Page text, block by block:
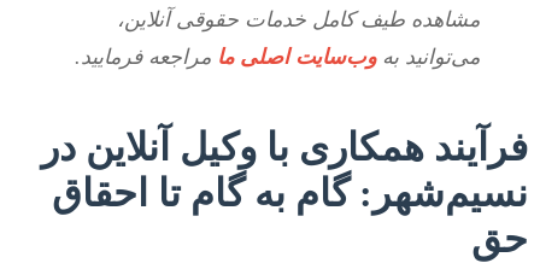
مشاهده طیف کامل خدمات حقوقی آنلاین،
می‌توانید بهوب‌سایت اصلی ما مراجعه فرمایید.
فرآیند همکاری با وکیل آنلاین در
نسیم‌شهر: گام به گام تا احقاق
حق